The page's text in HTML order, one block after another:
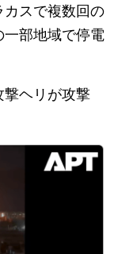
スで複数回の
部地域で停電
ヘリが攻撃